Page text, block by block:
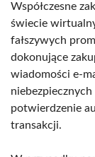
Współczesne
świecie
fałszywych
dokonujące
wiadomości e-
potwierdzenie
transakcji.